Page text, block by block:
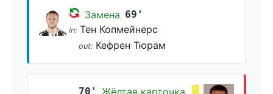
Замена 69'
in: Тен Копмейнерс
out: Кефрен Тюрам
70'
Жёлтая карточка